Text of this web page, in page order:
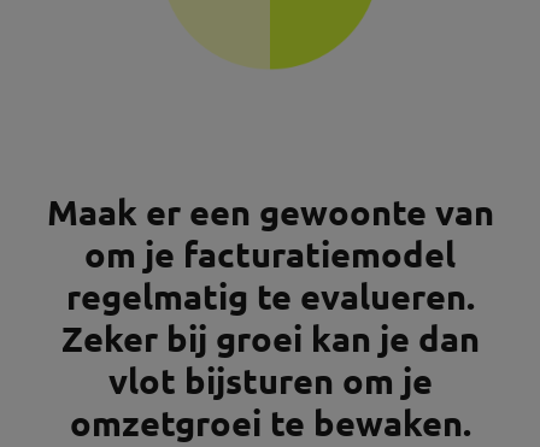
Maak er een gewoonte van
om je facturatiemodel
regelmatig te evalueren.
Zeker bij groei kan je dan
vlot bijsturen om je
omzetgroei te bewaken.